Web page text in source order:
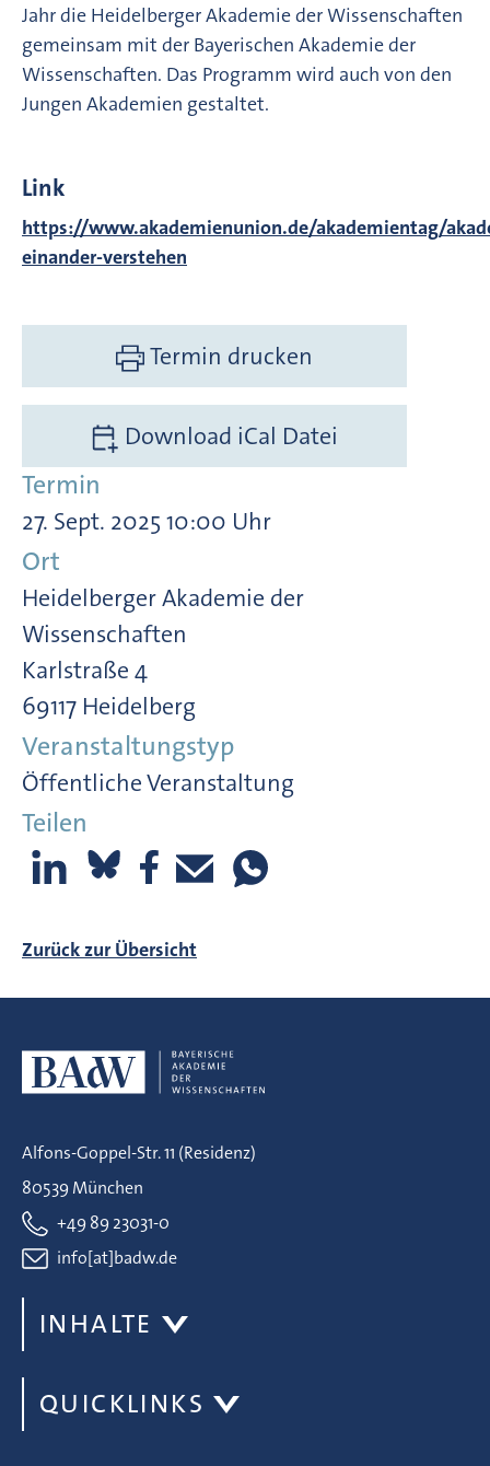
Jahr die Heidelberger Akademie der Wissenschaften
gemeinsam mit der Bayerischen Akademie der
Wissenschaften. Das Programm wird auch von den
Jungen Akademien gestaltet.
Link
https://www.akademienunion.de/akademientag/
einander-verstehen
Termin drucken
Download iCal Datei
Termin
27. Sept. 2025 10:00 Uhr
Ort
Heidelberger Akademie der
Wissenschaften
Karlstraße 4
69117 Heidelberg
Veranstaltungstyp
Öffentliche Veranstaltung
Teilen
Zurück zur Übersicht
Alfons-Goppel-Str. 11 (Residenz)
80539 München
+49 89 23031-0
info[at]badw.de
INHALTE
QUICKLINKS